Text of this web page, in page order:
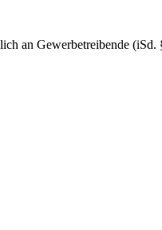
an Gewerbetreibende (iSd.